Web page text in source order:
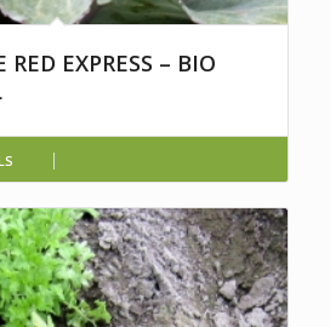
RED EXPRESS – BIO